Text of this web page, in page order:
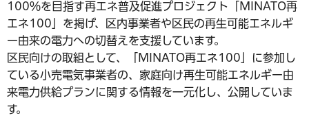
100％を目指す再エネ普及促進プロジェクト「MINATO再
エネ100」を掲げ、区内事業者や区民の再生可能エネルギ
ー由来の電力への切替えを支援しています。
区民向けの取組として、「MINATO再エネ100」に参加し
ている小売電気事業者の、家庭向け再生可能エネルギー由
来電力供給プランに関する情報を一元化し、公開していま
す。